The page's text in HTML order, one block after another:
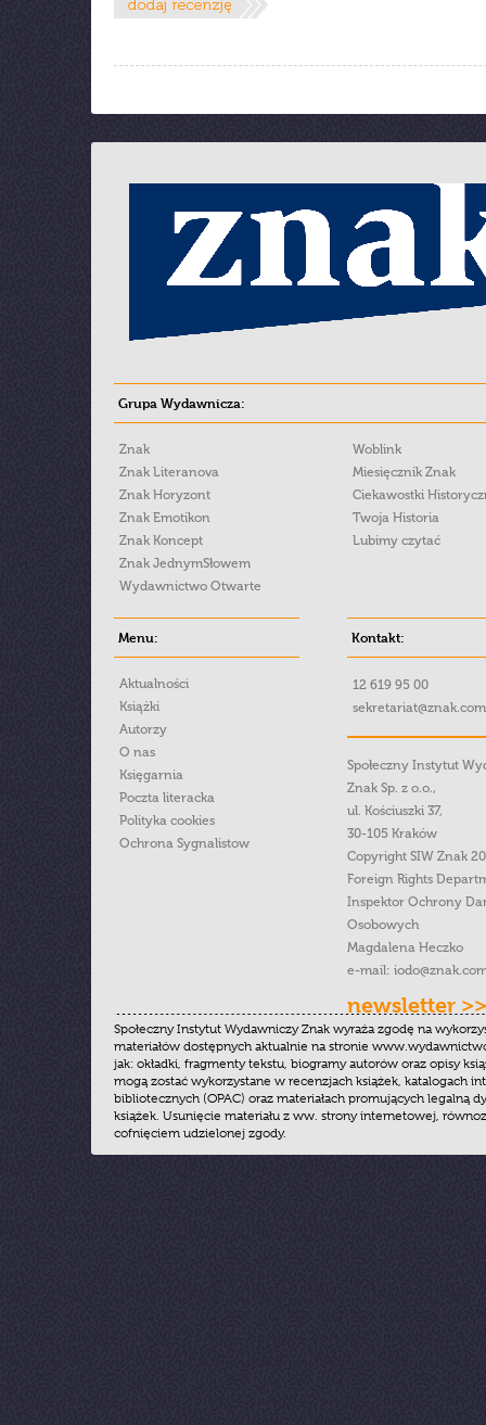
Grupa Wydawnicza:
Znak
Znak Literanova
Znak Horyzont
Znak Emotikon
Znak Koncept
Znak JednymSłowem
Wydawnictwo Otwarte
Woblink
Miesięcznik Znak
Ciekawostki
Twoja Historia
Lubimy czytać
Menu:
Aktualności
Książki
Autorzy
O nas
Księgarnia
Poczta literacka
Polityka cookies
Ochrona Sygnalistow
Kontakt:
12 619 95 00
Społeczny Instytut
Znak Sp. z o.o.,
ul. Kościuszki 37,
30-105 Kraków
Copyright SIW Znak
Foreign Rights
Inspektor Ochrony
Osobowych
Magdalena Heczko
e-mail:
newsletter >>
Społeczny Instytut Wydawniczy Znak wyraża zgodę na
materiałów dostępnych aktualnie na stronie
jak: okładki, fragmenty tekstu, biogramy autorów oraz opisy
mogą zostać wykorzystane w recenzjach książek, katalogach
bibliotecznych (OPAC) oraz materiałach promujących legalną
książek. Usunięcie materiału z ww. strony internetowej,
cofnięciem udzielonej zgody.